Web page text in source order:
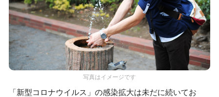
写真はイメージです
「新型コロナウイルス」の感染拡大は未だに続いてお